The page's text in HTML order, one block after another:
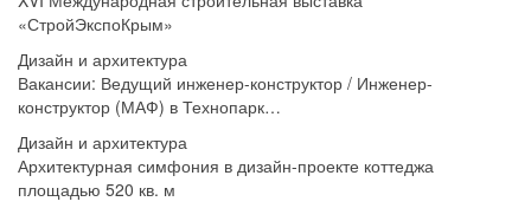
«СтройЭкспоКрым»
Дизайн и архитектура
Вакансии: Ведущий инженер-конструктор / Инженер-
конструктор (МАФ) в Технопарк…
Дизайн и архитектура
Архитектурная симфония в дизайн-проекте коттеджа
площадью 520 кв. м